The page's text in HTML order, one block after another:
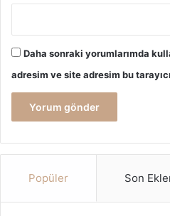
Daha sonraki yorumlarımda
adresim ve site adresim bu
Popüler Son